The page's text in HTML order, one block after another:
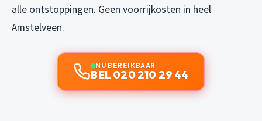
alle ontstoppingen. Geen voorrijkosten in heel
Amstelveen.
NU BEREIKBAAR
BEL 020 210 29 44